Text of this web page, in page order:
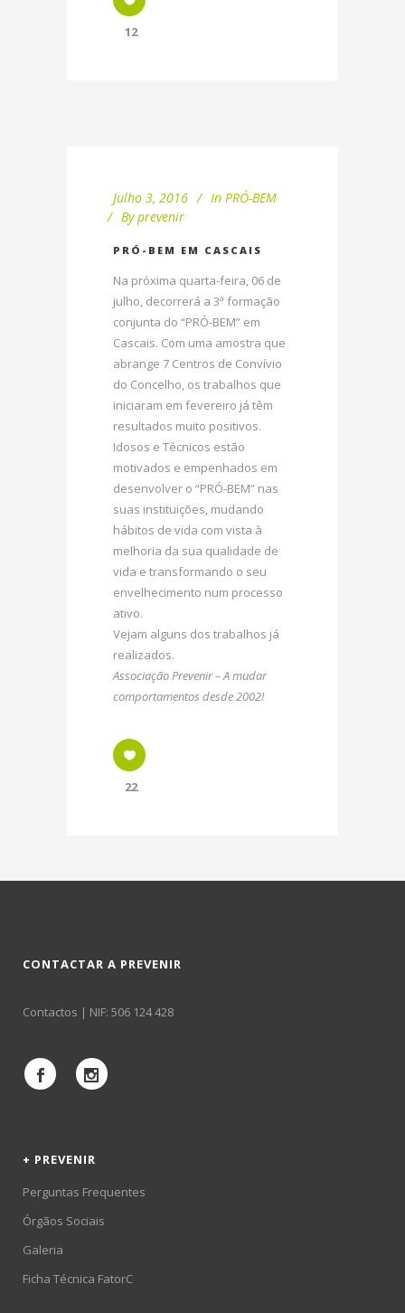
12
Julho 3, 2016 In PRÓ-BEM
By prevenir
PRÓ-BEM EM CASCAIS
Na próxima quarta-feira, 06 de
julho, decorrerá a 3ª formação
conjunta do “PRÓ-BEM” em
Cascais. Com uma amostra que
abrange 7 Centros de Convívio
do Concelho, os trabalhos que
iniciaram em fevereiro já têm
resultados muito positivos.
Idosos e Técnicos estão
motivados e empenhados em
desenvolver o “PRÓ-BEM” nas
suas instituições, mudando
hábitos de vida com vista à
melhoria da sua qualidade de
vida e transformando o seu
envelhecimento num processo
ativo.
Vejam alguns dos trabalhos já
realizados.
Associação Prevenir – A mudar
comportamentos desde 2002!
22
CONTACTAR A PREVENIR
Contactos | NIF: 506 124 428
+ PREVENIR
Perguntas Frequentes
Órgãos Sociais
Galeria
Ficha Técnica FatorC